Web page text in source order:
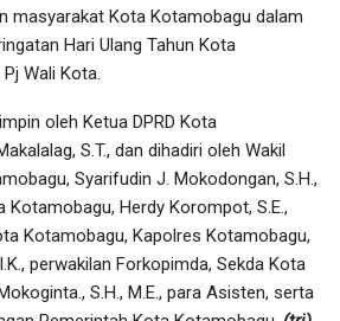
masyarakat Kota Kotamobagu dalam
Hari Ulang Tahun Kota
Wali Kota.
oleh Ketua DPRD Kota
S.T., dan dihadiri oleh Wakil
Syarifudin J. Mokodongan, S.H.,
Kotamobagu, Herdy Korompot, S.E.,
Kotamobagu, Kapolres Kotamobagu,
perwakilan Forkopimda, Sekda Kota
S.H., M.E., para Asisten, serta